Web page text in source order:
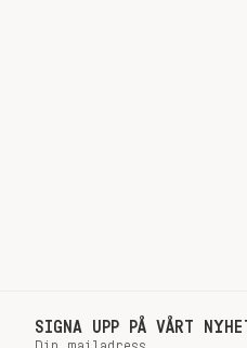
SIGNA UPP PÅ VÅRT